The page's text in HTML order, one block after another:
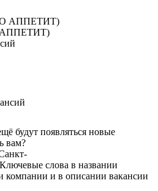
будут появляться новые
вам?
Ключевые слова в названии
компании и в описании вакансии